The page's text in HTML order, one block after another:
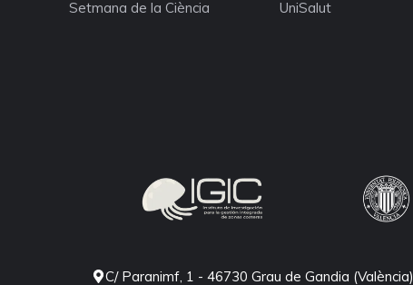
Setmana de la Ciència
UniSalut
C/ Paranimf, 1 - 46730 Grau de Gandia (València)